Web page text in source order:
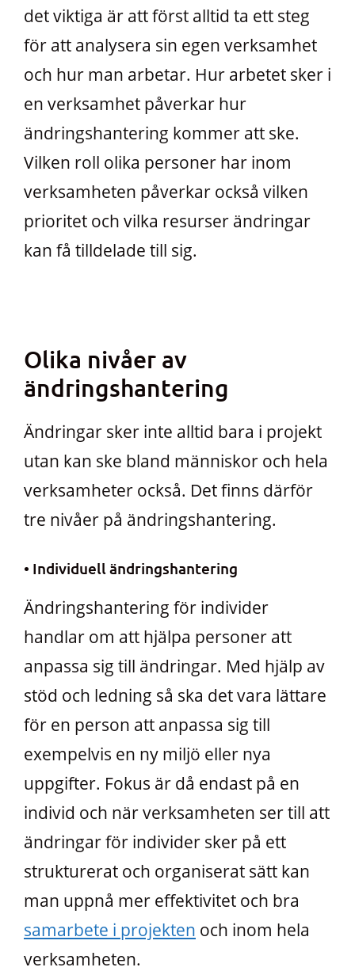
det viktiga är att först alltid ta ett steg
för att analysera sin egen verksamhet
och hur man arbetar. Hur arbetet sker i
en verksamhet påverkar hur
ändringshantering kommer att ske.
Vilken roll olika personer har inom
verksamheten påverkar också vilken
prioritet och vilka resurser ändringar
kan få tilldelade till sig.
Olika nivåer av
ändringshantering
Ändringar sker inte alltid bara i projekt
utan kan ske bland människor och hela
verksamheter också. Det finns därför
tre nivåer på ändringshantering.
• Individuell ändringshantering
Ändringshantering för individer
handlar om att hjälpa personer att
anpassa sig till ändringar. Med hjälp av
stöd och ledning så ska det vara lättare
för en person att anpassa sig till
exempelvis en ny miljö eller nya
uppgifter. Fokus är då endast på en
individ och när verksamheten ser till att
ändringar för individer sker på ett
strukturerat och organiserat sätt kan
man uppnå mer effektivitet och bra
samarbete i projekten och inom hela
verksamheten.